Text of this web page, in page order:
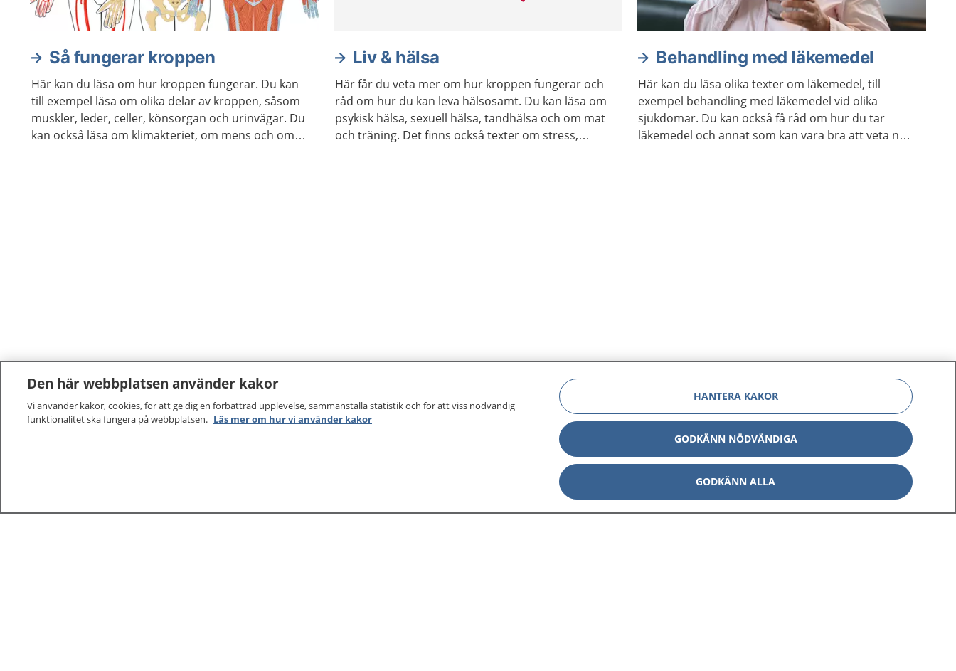
Så fungerar kroppen
Här kan du läsa om hur kroppen fungerar. Du kan
till exempel läsa om olika delar av kroppen, såsom
muskler, leder, celler, könsorgan och urinvägar. Du
kan också läsa om klimakteriet, om mens och om
Liv & hälsa
Här får du veta mer om hur kroppen fungerar och
råd om hur du kan leva hälsosamt. Du kan läsa om
psykisk hälsa, sexuell hälsa, tandhälsa och om mat
och träning. Det finns också texter om stress,
Behandling med läkemedel
Här kan du läsa olika texter om läkemedel, till
exempel behandling med läkemedel vid olika
sjukdomar. Du kan också få råd om hur du tar
läkemedel och annat som kan vara bra att veta när
1177 –tryggt om din hälsa och vård
sjukvårdsrådgivning dygnet runt.
Other languages
Lättläst svenska
Om 1177
E-tjänster
Aktuellt
Kontakt
Digital tillgänglighet
Den här webbplatsen använder kakor
Vi använder kakor, cookies, för att ge dig en förbättrad upplevelse, sammanställa statistik och för att viss nödvändig
funktionalitet ska fungera på webbplatsen. Läs mer om hur vi använder kakor
HANTERA KAKOR
GODKÄNN NÖDVÄNDIGA
GODKÄNN ALLA